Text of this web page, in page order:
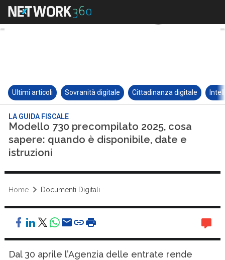
Ultimi articoli Sovranità digitale Cittadinanza digitale
LA GUIDA FISCALE
Modello 730 precompilato 2025, cosa
sapere: quando è disponibile, date e
istruzioni
Home Documenti Digitali
Dal 30 aprile l’Agenzia delle entrate rende